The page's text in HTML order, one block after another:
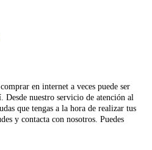
en internet a veces puede ser
Desde nuestro servicio de atención al
que tengas a la hora de realizar tus
y contacta con nosotros. Puedes